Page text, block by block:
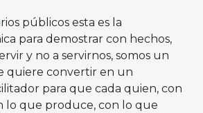
públicos esta es la
para demostrar con hechos,
y no a servirnos, somos un
quiere convertir en un
para que cada quien, con
lo que produce, con lo que